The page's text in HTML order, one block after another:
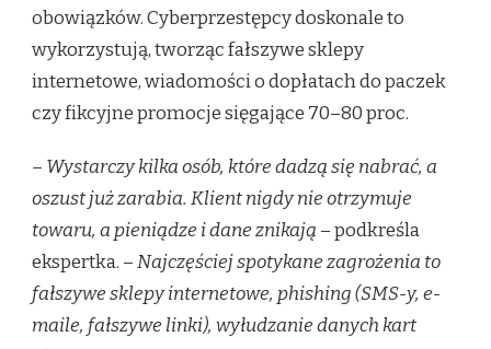
obowiązków. Cyberprzestępcy doskonale to
wykorzystują, tworząc fałszywe sklepy
internetowe, wiadomości o dopłatach do paczek
czy fikcyjne promocje sięgające 70–80 proc.
– Wystarczy kilka osób, które dadzą się nabrać, a
oszust już zarabia. Klient nigdy nie otrzymuje
towaru, a pieniądze i dane znikają – podkreśla
ekspertka. –Najczęściej spotykane zagrożenia to
fałszywe sklepy internetowe, phishing (SMS-y, e-
maile, fałszywe linki), wyłudzanie danych kart